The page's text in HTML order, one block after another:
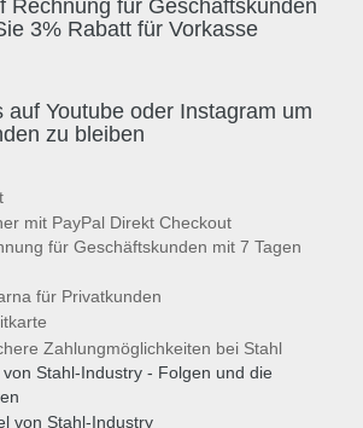
Rechnung für Geschäftskunden
3% Rabatt für Vorkasse
auf Youtube oder Instagram um
zu bleiben